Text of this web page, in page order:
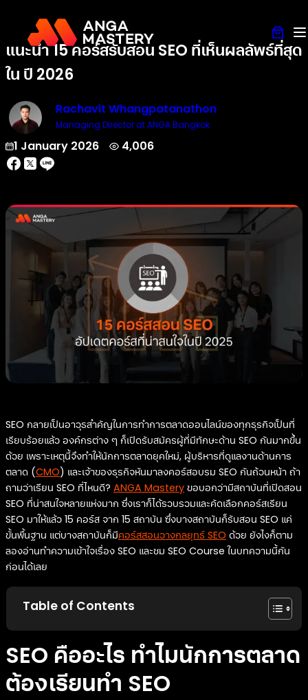
แนะนำ 15 คอร์สรับสอน SEO ที่เห็นผลลัพธ์ที่สุด
ใน ปี 2026
Rachavit Whangpatanathon
Managing Director at ANGA Bangkok
1 January 2026 4,006
SEO กลายเป็นอาวุธสำคัญในการทำการตลาดออนไลน์ของทุกธุรกิจเป็นที่
เรียบร้อยแล้ว องค์กรต่าง ๆ ก็เปิดรับสมัครผู้ที่มีทักษะด้าน SEO กันมากขึ้น
ด้วย เพราะเหตุนี้จึงทำให้นักการตลาดยุคใหม่, ผู้บริหารที่ดูแลงานด้านการ
ตลาด (CMO) และเจ้าของธุรกิจหันมาลงคอร์สอบรม SEO กันถ้วนหน้า ถ้า
ถามว่าเรียน SEO ที่ไหนดี? ANGA Mastery ขอบอกว่ามีสถาบันที่เปิดสอน
SEO ที่น่าสนใจหลายแห่งมาก ซึ่งเราก็ได้รวบรวมและคัดเลือกคอร์สเรียน
SEO มาให้แล้ว 15 คอร์ส จาก 15 สถาบัน ซึ่งบางสถาบันก็รับสอน SEO แค่
ขั้นพื้นฐาน แต่บางสถาบันก็มีคอร์สสอนวางกลยุทธ์ SEO ด้วย ยังไงก็ตาม
ลองอ่านทำความเข้าใจเรื่อง SEO และชม SEO Course ในบทความนี้กัน
ก่อนได้เลย
Table of Contents
SEO คืออะไร ทำไมนักการตลาด
ต้องเรียนทำ SEO